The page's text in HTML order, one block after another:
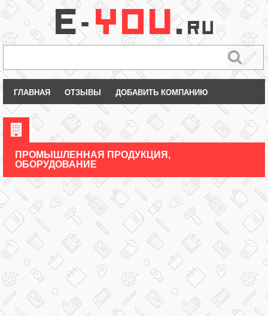
ГЛАВНАЯ ОТЗЫВЫ ДОБАВИТЬ КОМПАНИЮ
ПРОМЫШЛЕННАЯ ПРОДУКЦИЯ,
ОБОРУДОВАНИЕ